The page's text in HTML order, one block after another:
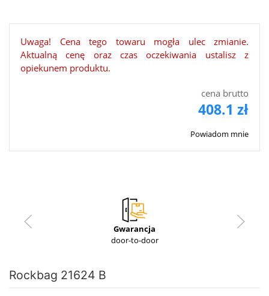
Uwaga! Cena tego towaru mogła ulec zmianie.
Aktualną cenę oraz czas oczekiwania ustalisz z
opiekunem produktu.
cena brutto
408.1 zł
Powiadom mnie
Gwarancja
door-to-door
Rockbag 21624 B